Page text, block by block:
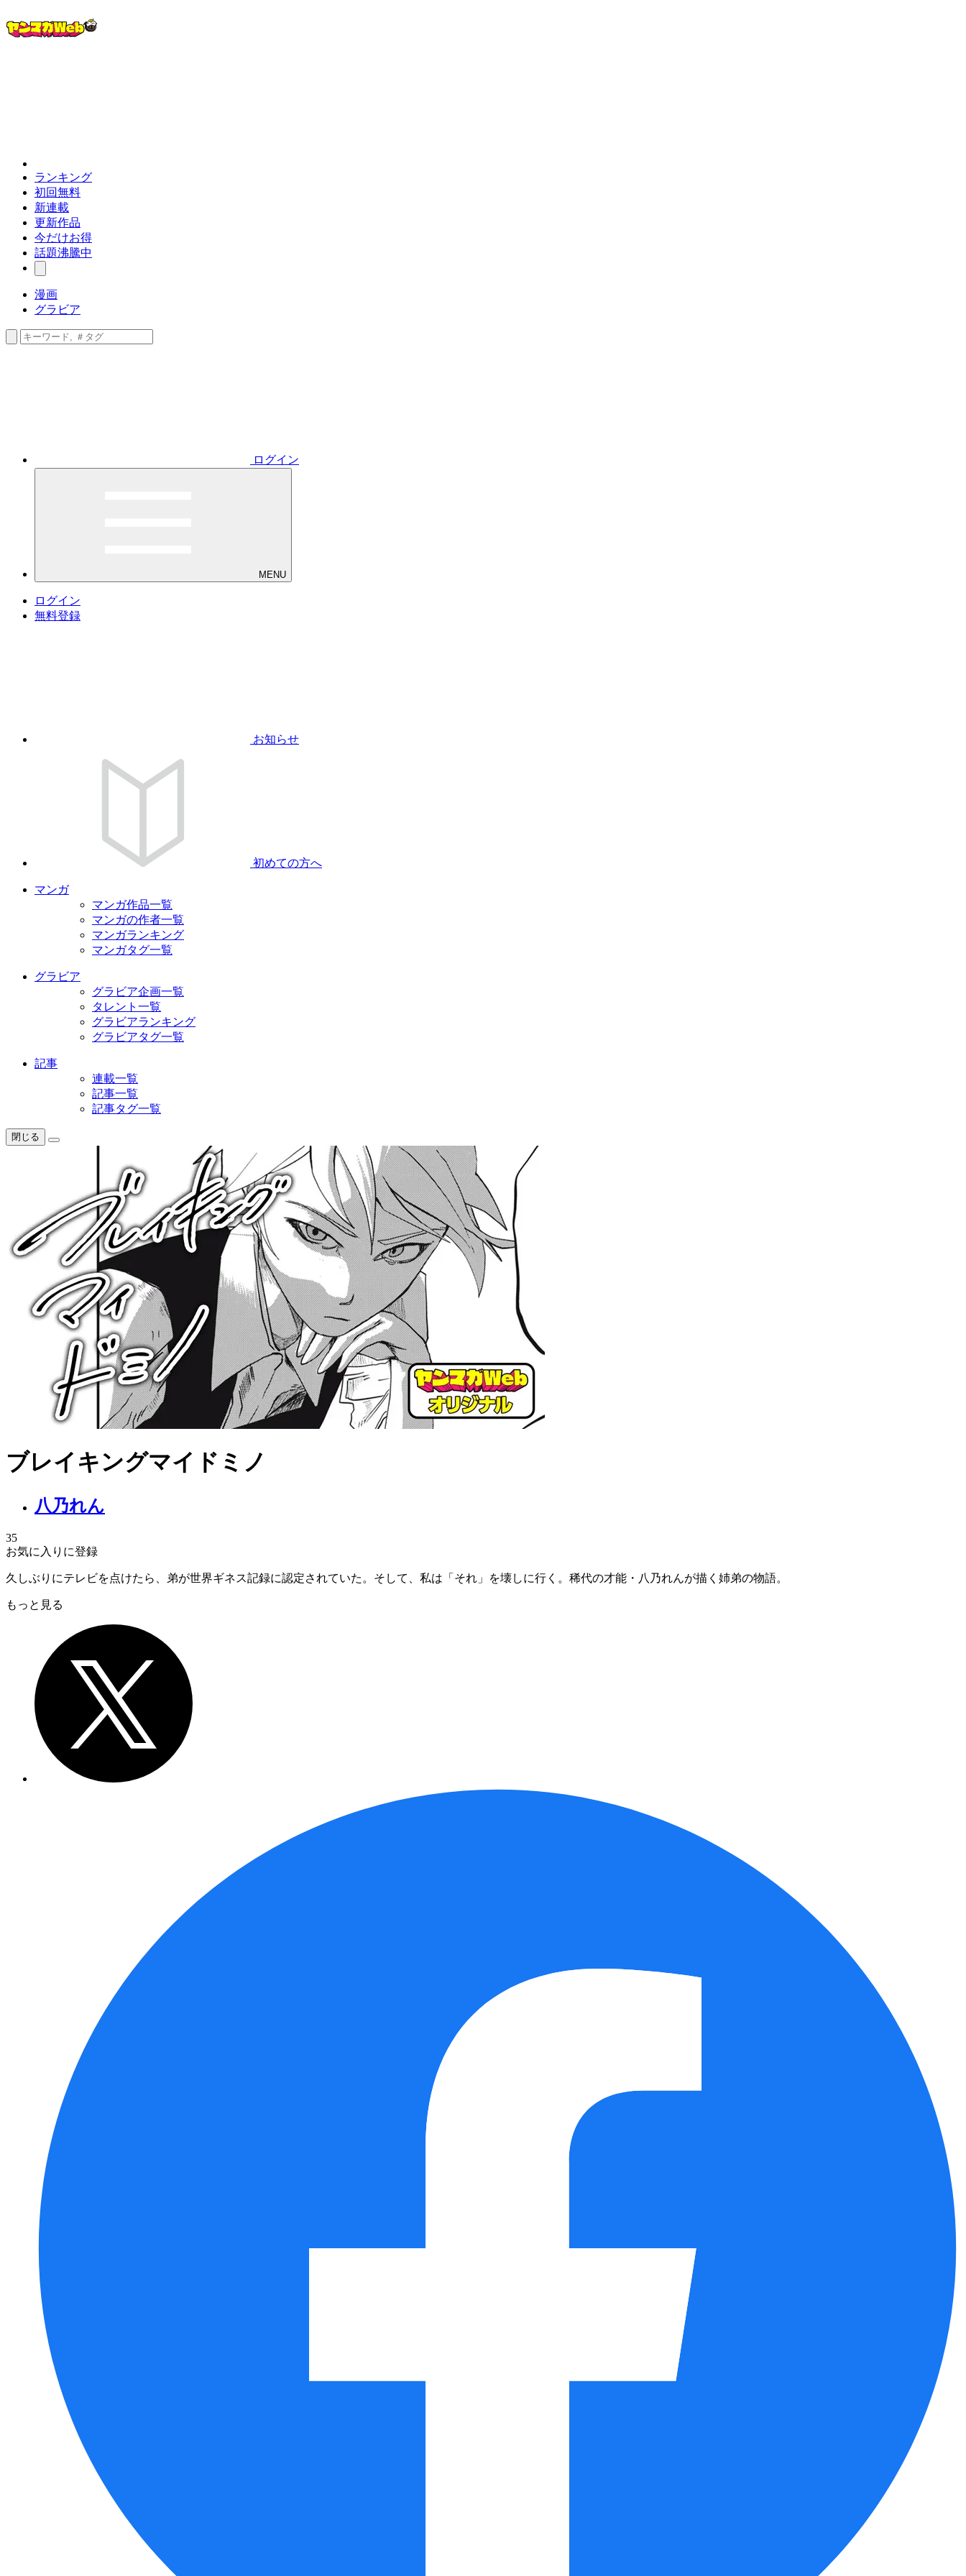
ランキング
初回無料
新連載
更新作品
今だけお得
話題沸騰中
漫画
グラビア
ログイン
MENU
ログイン
無料登録
お知らせ
初めての方へ
マンガ
マンガ作品一覧
マンガの作者一覧
マンガランキング
マンガタグ一覧
グラビア
グラビア企画一覧
タレント一覧
グラビアランキング
グラビアタグ一覧
記事
連載一覧
記事一覧
記事タグ一覧
閉じる
ブレイキングマイドミノ
八乃れん
35
お気に入りに登録
久しぶりにテレビを点けたら、弟が世界ギネス記録に認定されていた。そして、私は「それ」を壊しに行く。稀代の才能・八乃れんが描く姉弟の物語。
もっと見る